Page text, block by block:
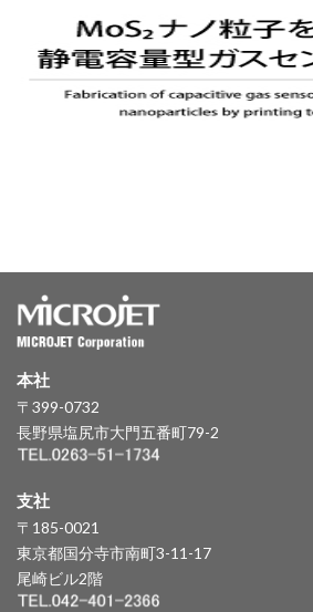
本社
〒399-0732
長野県塩尻市大門五番町79-2
支社
〒185-0021
東京都国分寺市南町3-11-17
尾崎ビル2階